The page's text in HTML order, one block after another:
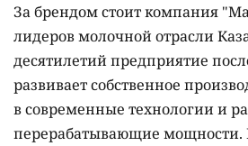
За брендом стоит компания
лидеров молочной отрасли
десятилетий предприятие
развивает собственное
в современные технологии и
перерабатывающие